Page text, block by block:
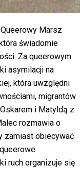
Marsz
świadomie
Za queerowym
asymilacji na
która uwzględni
migrantów
i Matyldą z
rozmawia o
zamiast obiecywać
ruch organizuje się